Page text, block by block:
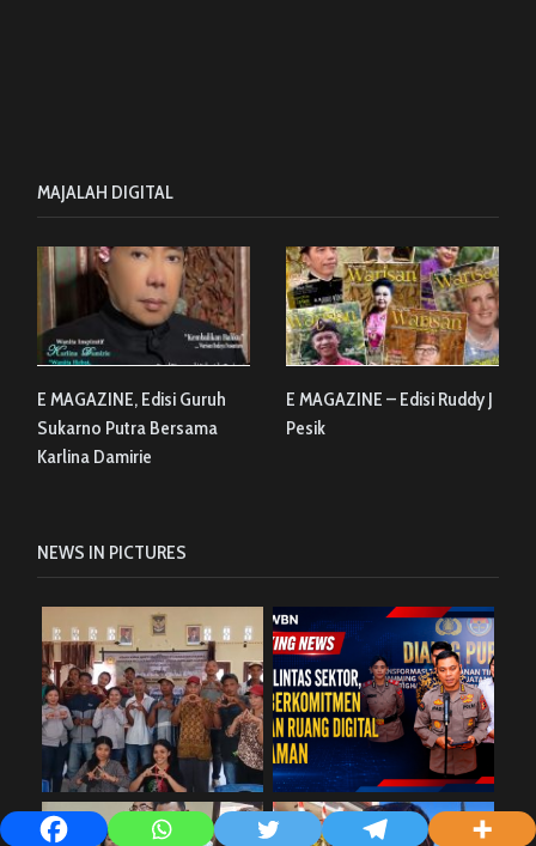
MAJALAH DIGITAL
E MAGAZINE, Edisi Guruh
Sukarno Putra Bersama
Karlina Damirie
E MAGAZINE – Edisi Ruddy J
Pesik
NEWS IN PICTURES